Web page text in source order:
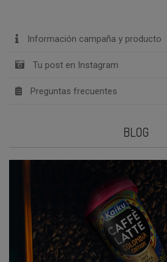
Información campaña y producto
Tu post en Instagram
Preguntas frecuentes
BLOG